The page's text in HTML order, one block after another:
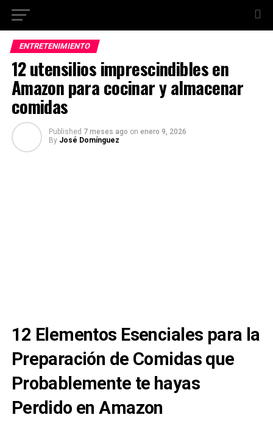
ENTRETENIMIENTO
12 utensilios imprescindibles en
Amazon para cocinar y almacenar
comidas
Published 7 meses ago on enero 9, 2026
By José Domínguez
12 Elementos Esenciales para la
Preparación de Comidas que
Probablemente te hayas
Perdido en Amazon